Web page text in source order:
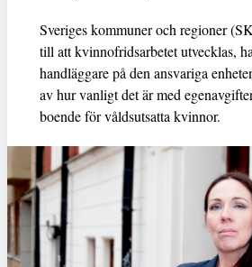
Sveriges kommuner och regioner
till att kvinnofridsarbetet utvecklas,
handläggare på den ansvariga
av hur vanligt det är med
boende för våldsutsatta kvinnor.